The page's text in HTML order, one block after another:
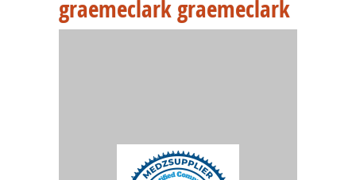
graemeclark graemeclark